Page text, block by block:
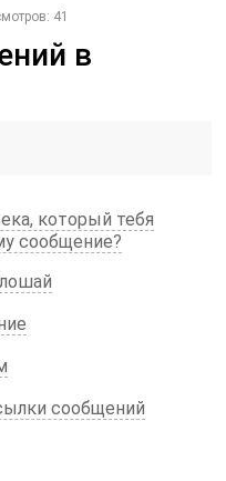
41
в
который тебя
сообщение?
сообщений